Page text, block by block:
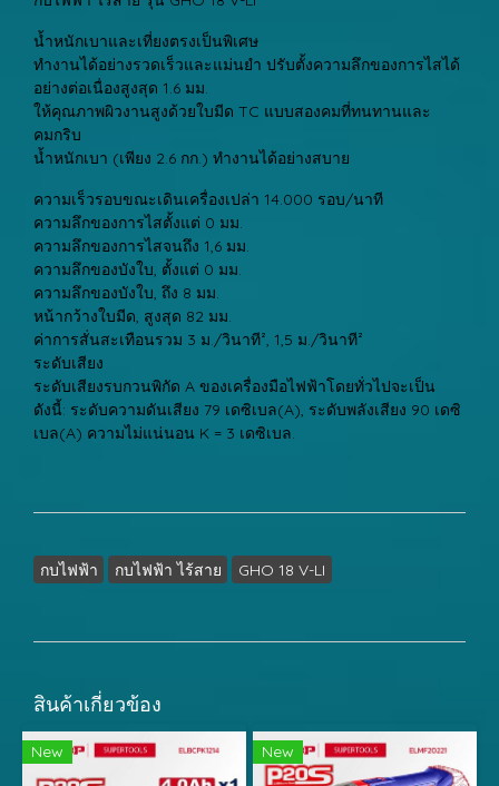
น้ำหนักเบาและเที่ยงตรงเป็นพิเศษ
ทำงานได้อย่างรวดเร็วและแม่นยำ ปรับตั้งความลึกของการไสได้
อย่างต่อเนื่องสูงสุด 1.6 มม.
ให้คุณภาพผิวงานสูงด้วยใบมีด TC แบบสองคมที่ทนทานและ
คมกริบ
น้ำหนักเบา (เพียง 2.6 กก.) ทำงานได้อย่างสบาย
ความเร็วรอบขณะเดินเครื่องเปล่า 14.000 รอบ/นาที
ความลึกของการไสตั้งแต่ 0 มม.
ความลึกของการไสจนถึง 1,6 มม.
ความลึกของบังใบ, ตั้งแต่ 0 มม.
ความลึกของบังใบ, ถึง 8 มม.
หน้ากว้างใบมีด, สูงสุด 82 มม.
ค่าการสั่นสะเทือนรวม 3 ม./วินาที², 1,5 ม./วินาที²
ระดับเสียง
ระดับเสียงรบกวนพิกัด A ของเครื่องมือไฟฟ้าโดยทั่วไปจะเป็น
ดังนี้: ระดับความดันเสียง 79 เดซิเบล(A), ระดับพลังเสียง 90 เดซิ
เบล(A) ความไม่แน่นอน K = 3 เดซิเบล.
กบไฟฟ้า กบไฟฟ้า ไร้สาย GHO 18 V-LI
สินค้าเกี่ยวข้อง
New New